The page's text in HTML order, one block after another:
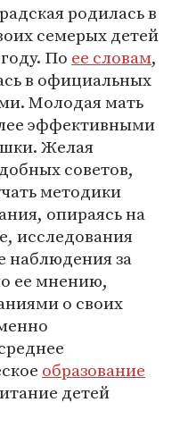
родилась в
семерых детей
По ее словам,
в официальных
Молодая мать
эффективными
Желая
советов,
методики
опираясь на
исследования
наблюдения за
ее мнению,
о своих
образование
детей